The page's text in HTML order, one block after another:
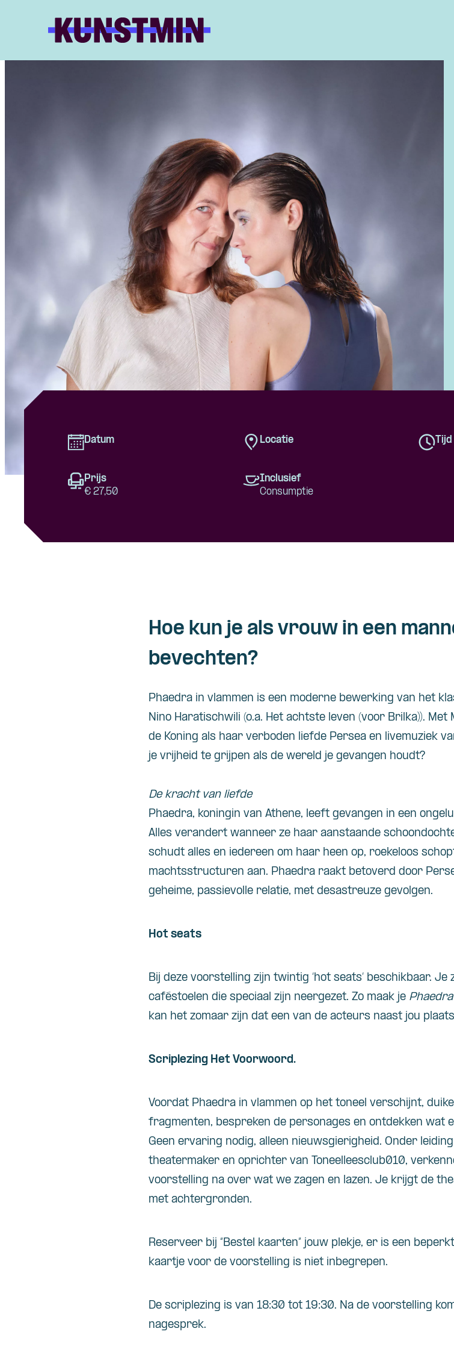
Datum Locatie Tijd
Prijs
€ 27,50
Inclusief
Consumptie
Hoe kun je als vrouw in een
bevechten?
Phaedra in vlammen is een moderne bewerking van het
Nino Haratischwili (o.a. Het achtste leven (voor Brilka)).
de Koning als haar verboden liefde Persea en livemuziek
je vrijheid te grijpen als de wereld je gevangen houdt?
De kracht van liefde
Phaedra, koningin van Athene, leeft gevangen in een
Alles verandert wanneer ze haar aanstaande
schudt alles en iedereen om haar heen op, roekeloos
machtsstructuren aan. Phaedra raakt betoverd door
geheime, passievolle relatie, met desastreuze gevolgen.
Hot seats
Bij deze voorstelling zijn twintig ‘hot seats’ beschikbaar.
caféstoelen die speciaal zijn neergezet. Zo maak je
kan het zomaar zijn dat een van de acteurs naast jou
Scriplezing Het Voorwoord.
Voordat Phaedra in vlammen op het toneel verschijnt,
fragmenten, bespreken de personages en ontdekken wat
Geen ervaring nodig, alleen nieuwsgierigheid. Onder
theatermaker en oprichter van Toneelleesclub010,
voorstelling na over wat we zagen en lazen. Je krijgt de
met achtergronden.
Reserveer bij “Bestel kaarten” jouw plekje, er is een
kaartje voor de voorstelling is niet inbegrepen.
De scriplezing is van 18:30 tot 19:30. Na de voorstelling
nagesprek.